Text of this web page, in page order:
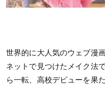
世界的に大人気のウェブ漫
ネットで見つけたメイク法
ら一転、高校デビューを果